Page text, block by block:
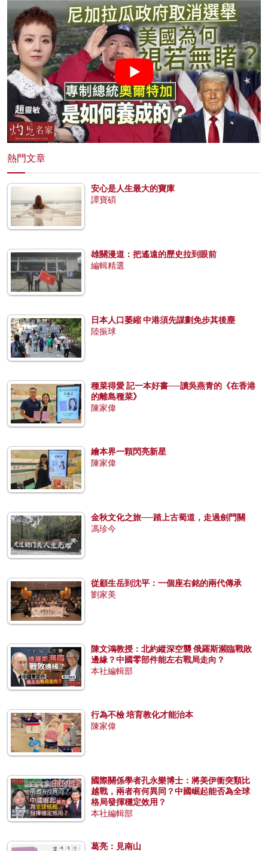
熱門文章
安心是人生最大的寶庫
譚寶碩
雄關漫道：把遙遠的歷史拉到眼前
編輯精選
日本人口萎縮 中港須先謀劃免步其後塵
陸振球
種菜得愛 記一本好書──讀吳燕青的《在香港
的離島種菜》
陳家偉
繪本界一顆閃亮新星
陳家偉
金秋文化之旅──踏上古蜀道，走過劍門關
馮珍今
從顧生岳到沈平：一個座右銘的兩代傳承
劉家美
陳文鴻教授：北約縱深空襲 俄羅斯瀕臨戰敗
邊緣？中國零部件能左右戰局走向？
本社編輯部
行為不檢 培育教化才能治本
陳家偉
國際關係學者孔永樂博士：將美伊衝突類比
越戰，兩者有何異同？中國崛起能否為全球
格局發揮穩定效用？
本社編輯部
葛亮：見南山